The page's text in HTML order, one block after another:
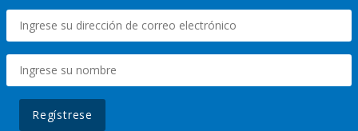
Regístrese